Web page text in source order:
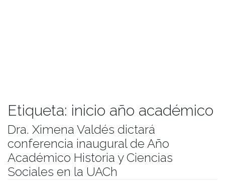
Etiqueta: inicio año académico
Dra. Ximena Valdés dictará
conferencia inaugural de Año
Académico Historia y Ciencias
Sociales en la UACh